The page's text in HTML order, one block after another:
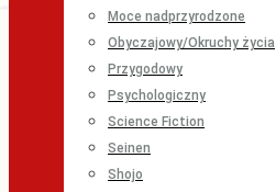
Moce nadprzyrodzone
Obyczajowy/Okruchy życia
Przygodowy
Psychologiczny
Science Fiction
Seinen
Shojo